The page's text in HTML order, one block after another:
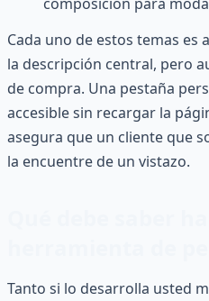
Cada uno de estos temas es
la descripción central, pero
de compra. Una pestaña
accesible sin recargar la
asegura que un cliente que
la encuentre de un vistazo.
Tanto si lo desarrolla usted